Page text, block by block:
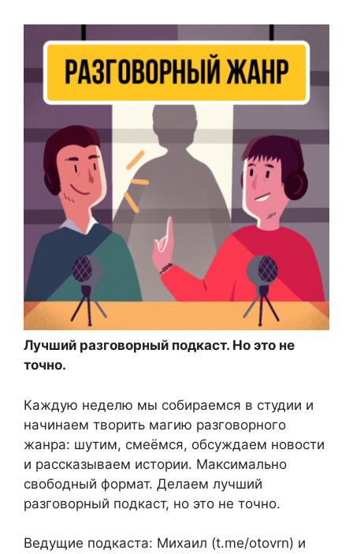
Лучший разговорный подкаст. Но это не
точно.
Каждую неделю мы собираемся в студии и
начинаем творить магию разговорного
жанра: шутим, смеёмся, обсуждаем новости
и рассказываем истории. Максимально
свободный формат. Делаем лучший
разговорный подкаст, но это не точно.
Ведущие подкаста: Михаил (t.me/otovrn) и